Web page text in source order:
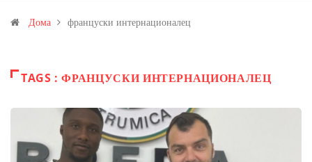
и со антимонот?
Дома француски интернационалец
TAGS : ФРАНЦУСКИ ИНТЕРНАЦИОНАЛЕЦ